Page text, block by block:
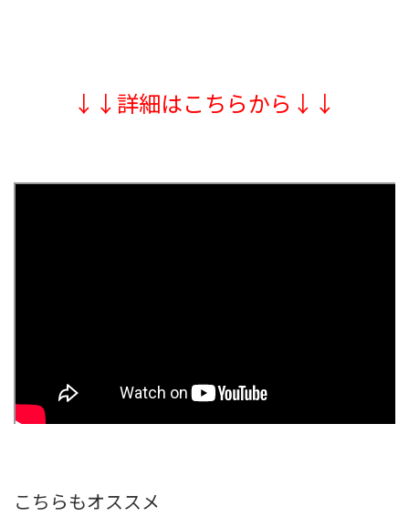
↓↓詳細はこちらから↓↓
こちらもオススメ